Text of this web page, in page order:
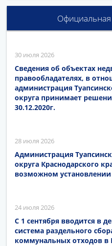
30 июля 2026
Сведения об объектах
правообладателях, в
администрация
округа принимает
30.12.2020г.
28 июля 2026
Администрация
округа Краснодарского
возможном установлении
24 июля 2026
С 1 сентября вводится в
система раздельного
коммунальных отходов в